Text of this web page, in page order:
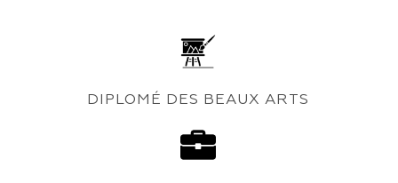
DIPLOMÉ DES BEAUX ARTS